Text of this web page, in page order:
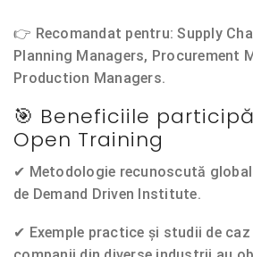
👉 Recomandat pentru: Supply
Planning Managers, Procurement
Production Managers.
🎯 Beneficiile
Open Training
✔ Metodologie recunoscută global
de Demand Driven Institute.
✔ Exemple practice și studii de caz